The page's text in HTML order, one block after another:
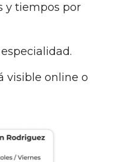
y tiempos por
visible online o